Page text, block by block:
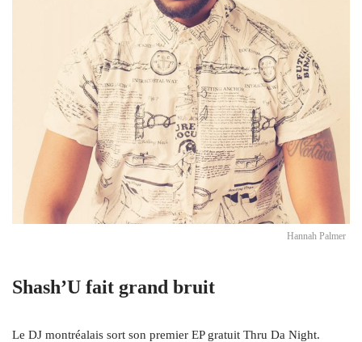
Hannah Palmer
Shash’U fait grand bruit
Le DJ montréalais sort son premier EP gratuit Thru Da Night.